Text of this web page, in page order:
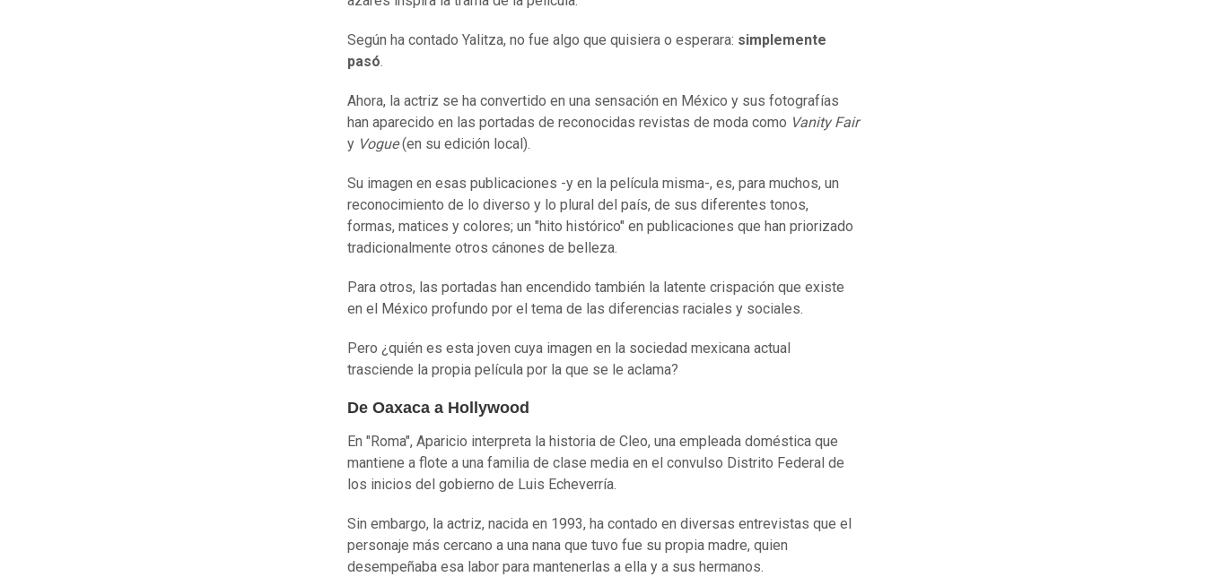
Según ha contado Yalitza, no fue algo que quisiera o esperara: simplemente
pasó.
Ahora, la actriz se ha convertido en una sensación en México y sus fotografías
han aparecido en las portadas de reconocidas revistas de moda como Vanity Fair
y Vogue(en su edición local).
Su imagen en esas publicaciones -y en la película misma-, es, para muchos, un
reconocimiento de lo diverso y lo plural del país, de sus diferentes tonos,
formas, matices y colores; un "hito histórico" en publicaciones que han priorizado
tradicionalmente otros cánones de belleza.
Para otros, las portadas han encendido también la latente crispación que existe
en el México profundo por el tema de las diferencias raciales y sociales.
Pero ¿quién es esta joven cuya imagen en la sociedad mexicana actual
trasciende la propia película por la que se le aclama?
De Oaxaca a Hollywood
En "Roma", Aparicio interpreta la historia de Cleo, una empleada doméstica que
mantiene a flote a una familia de clase media en el convulso Distrito Federal de
los inicios del gobierno de Luis Echeverría.
Sin embargo, la actriz, nacida en 1993, ha contado en diversas entrevistas que el
personaje más cercano a una nana que tuvo fue su propia madre, quien
desempeñaba esa labor para mantenerlas a ella y a sus hermanos.